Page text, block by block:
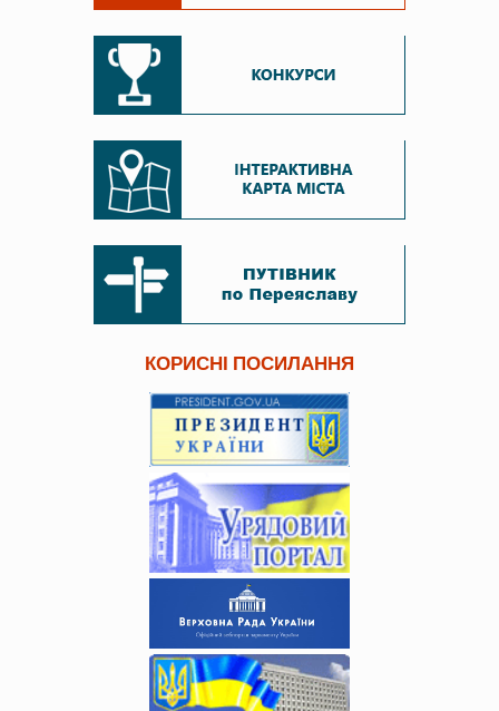
КОРИСНІ ПОСИЛАННЯ